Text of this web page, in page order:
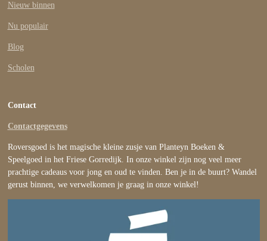
Nieuw binnen
Nu populair
Blog
Scholen
Contact
Contactgegevens
Roversgoed is het magische kleine zusje van Planteyn Boeken &
Speelgoed in het Friese Gorredijk. In onze winkel zijn nog veel meer
prachtige cadeaus voor jong en oud te vinden. Ben je in de buurt? Wandel
gerust binnen, we verwelkomen je graag in onze winkel!